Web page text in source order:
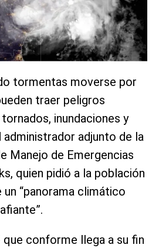
tormentas moverse por
traer peligros
inundaciones y
administrador adjunto de la
Manejo de Emergencias
quien pidió a la población
“panorama climático
que conforme llega a su fin